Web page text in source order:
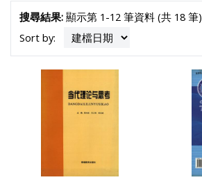
搜尋結果:顯示第 1-12 筆資料 (共 18 筆)
Sort by: